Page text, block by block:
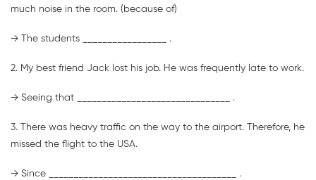
much noise in the room. (because of)
→ The students _________________ .
2. My best friend Jack lost his job. He was frequently late to work.
→ Seeing that _______________________________ .
3. There was heavy traffic on the way to the airport. Therefore, he
missed the flight to the USA.
→ Since ______________________________________ .